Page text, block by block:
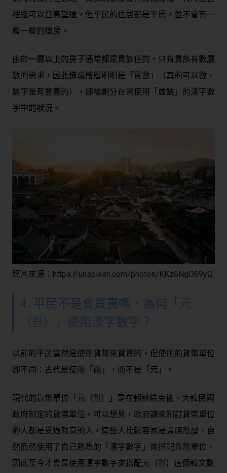
裡還可以登高望遠，但平民的住居都是平房，並不會有一
層一層的樓房。
由於一層以上的房子通常都是貴族住的，只有貴族有數層
數的需求，因此造成樓層明明是「實數」（真的可以數，
數字是有意義的），卻被劃分在常使用「虛數」的漢字數
字中的狀況。
照片來源：https://unsplash.com/photos/KKz6NgO69yQ
4. 平民不是會買賣嗎，為何「元
（원）」使用漢字數字？
以前的平民當然是使用貨幣來買賣的，但使用的貨幣單位
卻不同：古代是使用「兩」，而不是「元」。
現代的貨幣單位「元（원）」是在朝鮮結束後，大韓民國
政府制定的貨幣單位。可以想見，政府請來制訂貨幣單位
的人都是受過教育的人，這些人比較容易是貴族階層，自
然而然使用了自己熟悉的「漢字數字」來搭配貨幣單位，
因此至今才會是使用漢字數字來搭配元（원）這個韓文數